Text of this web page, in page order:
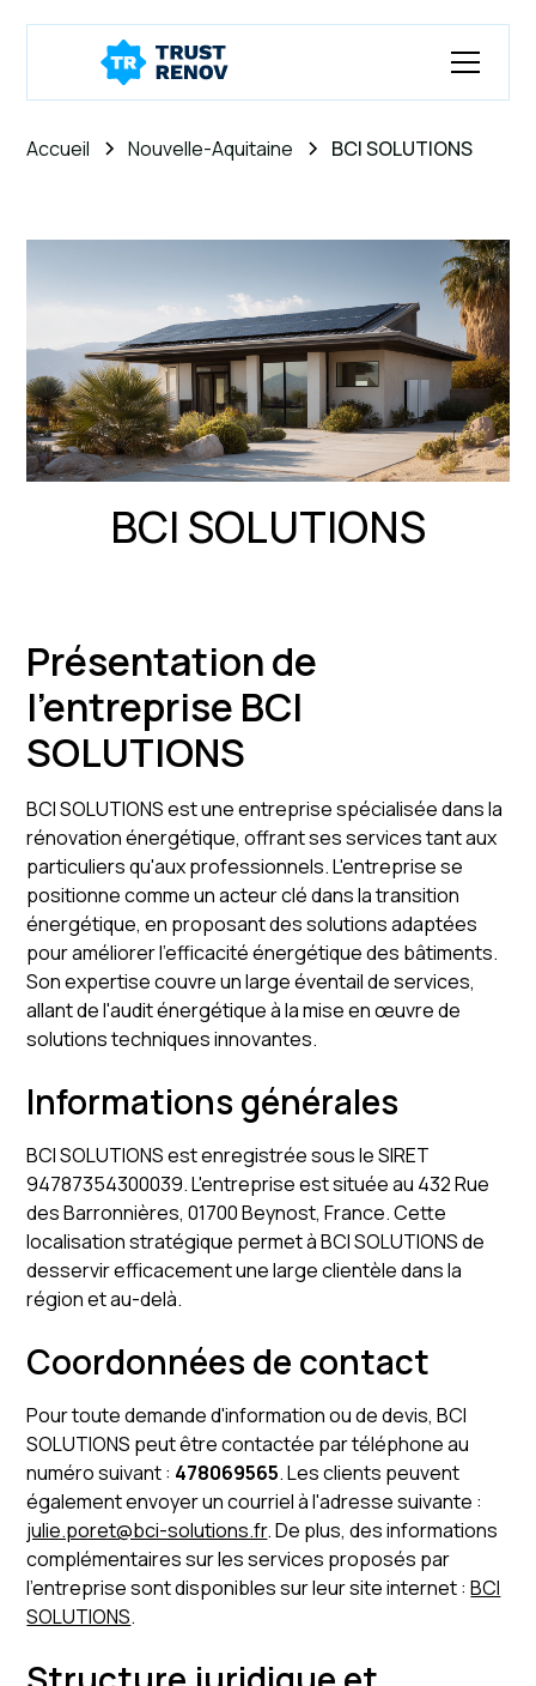
Accueil Nouvelle-Aquitaine BCI SOLUTIONS
BCI SOLUTIONS
Présentation de
l'entreprise BCI
SOLUTIONS
BCI SOLUTIONS est une entreprise spécialisée dans la
rénovation énergétique, offrant ses services tant aux
particuliers qu'aux professionnels. L'entreprise se
positionne comme un acteur clé dans la transition
énergétique, en proposant des solutions adaptées
pour améliorer l'efficacité énergétique des bâtiments.
Son expertise couvre un large éventail de services,
allant de l'audit énergétique à la mise en œuvre de
solutions techniques innovantes.
Informations générales
BCI SOLUTIONS est enregistrée sous le SIRET
94787354300039. L'entreprise est située au 432 Rue
des Barronnières, 01700 Beynost, France. Cette
localisation stratégique permet à BCI SOLUTIONS de
desservir efficacement une large clientèle dans la
région et au-delà.
Coordonnées de contact
Pour toute demande d'information ou de devis, BCI
SOLUTIONS peut être contactée par téléphone au
numéro suivant : 478069565. Les clients peuvent
également envoyer un courriel à l'adresse suivante :
julie.poret@bci-solutions.fr. De plus, des informations
complémentaires sur les services proposés par
l'entreprise sont disponibles sur leur site internet :BCI
SOLUTIONS.